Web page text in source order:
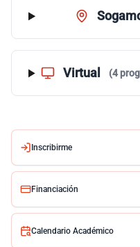
Virtual (4
Inscribirme
Financiación
Calendario Académico